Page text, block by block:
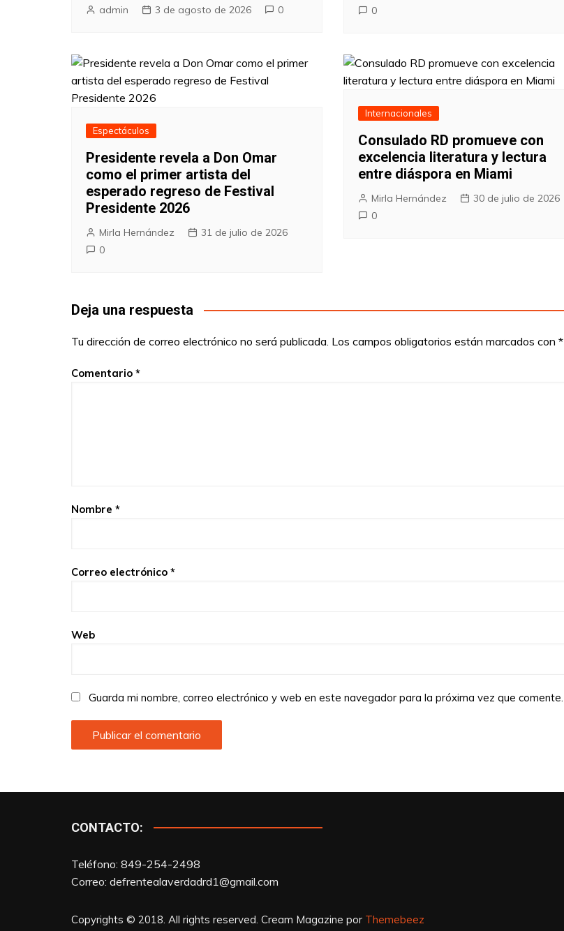
admin 3 de agosto de 2026 0
0
Espectáculos
Presidente revela a Don Omar
como el primer artista del
esperado regreso de Festival
Presidente 2026
Mirla Hernández
31 de julio de 2026
0
Internacionales
Consulado RD promueve con
excelencia literatura y lectura
entre diáspora en Miami
Mirla Hernández
30 de julio de 2026
0
Deja una respuesta
Tu dirección de correo electrónico no será publicada. Los campos obligatorios están marcados con *
Comentario *
Nombre *
Correo electrónico *
Web
Guarda mi nombre, correo electrónico y web en este navegador para la próxima vez que comente.
CONTACTO:
Teléfono: 849-254-2498
Correo: defrentealaverdadrd1@gmail.com
Copyrights © 2018. All rights reserved. Cream Magazine por Themebeez